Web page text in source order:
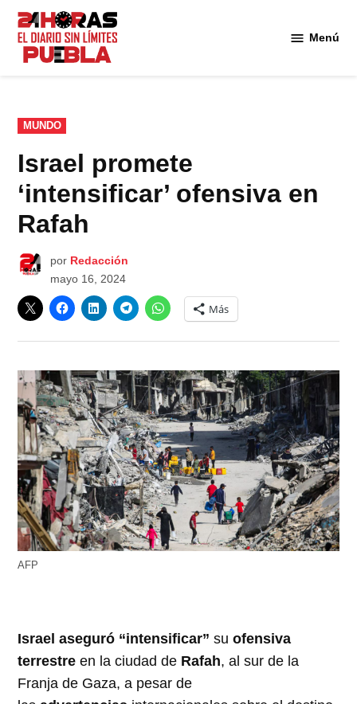
Saltar
contenido
Menú
PUBLICADO
EN
MUNDO
Israel promete
‘intensificar’ ofensiva en
Rafah
por Redacción
mayo 16, 2024
Más
AFP
Israel aseguró “intensificar” suofensiva
terrestre en la ciudad de Rafah, al sur de la
Franja de Gaza, a pesar de